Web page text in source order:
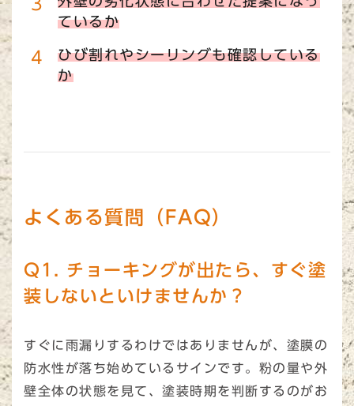
ているか
ひび割れやシーリングも確認している
か
よくある質問（FAQ）
Q1. チョーキングが出たら、すぐ塗
装しないといけませんか？
すぐに雨漏りするわけではありませんが、塗膜の
防水性が落ち始めているサインです。粉の量や外
壁全体の状態を見て、塗装時期を判断するのがお